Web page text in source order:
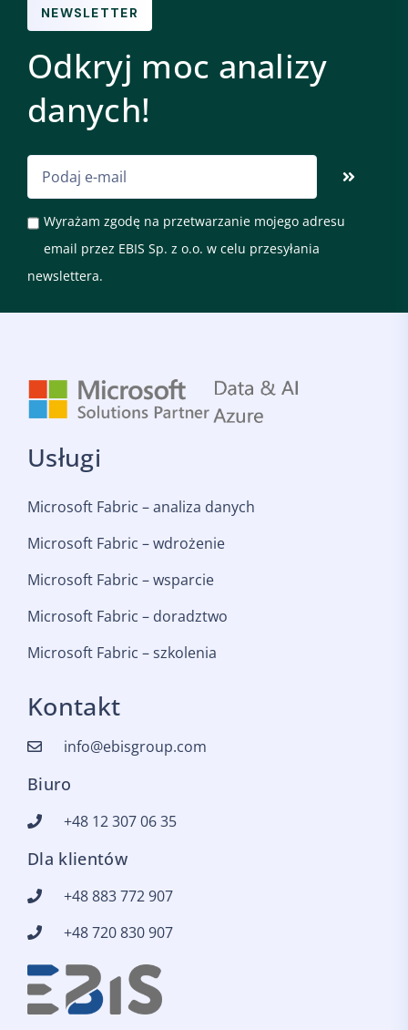
NEWSLETTER
Odkryj moc analizy
danych!
Wyrażam zgodę na przetwarzanie mojego adresu
email przez EBIS Sp. z o.o. w celu przesyłania
newslettera.
Usługi
Microsoft Fabric – analiza danych
Microsoft Fabric – wdrożenie
Microsoft Fabric – wsparcie
Microsoft Fabric – doradztwo
Microsoft Fabric – szkolenia
Kontakt
info@ebisgroup.com
Biuro
+48 12 307 06 35
Dla klientów
+48 883 772 907
+48 720 830 907